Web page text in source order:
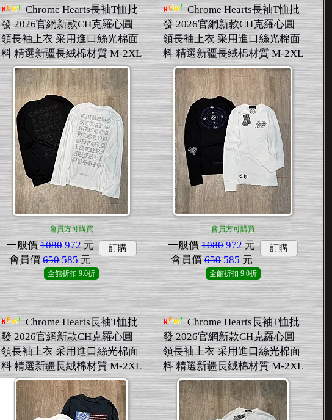
Chrome Hearts長袖T恤批
發 2026官網新款CH克羅心圓
領長袖上衣 采用進口絲光棉面
料 精選新疆長絨棉材質 M-2XL
會員方可購買
一般價 1080972元
會員價 650585元
訂購
全館折扣 9.0折
Chrome Hearts長袖T恤批
發 2026官網新款CH克羅心圓
領長袖上衣 采用進口絲光棉面
料 精選新疆長絨棉材質 M-2XL
會員方可購買
一般價 1080972元
會員價 650585元
訂購
全館折扣 9.0折
Chrome Hearts長袖T恤批
發 2026官網新款CH克羅心圓
領長袖上衣 采用進口絲光棉面
料 精選新疆長絨棉材質 M-2XL
Chrome Hearts長袖T恤批
發 2026官網新款CH克羅心圓
領長袖上衣 采用進口絲光棉面
料 精選新疆長絨棉材質 M-2XL